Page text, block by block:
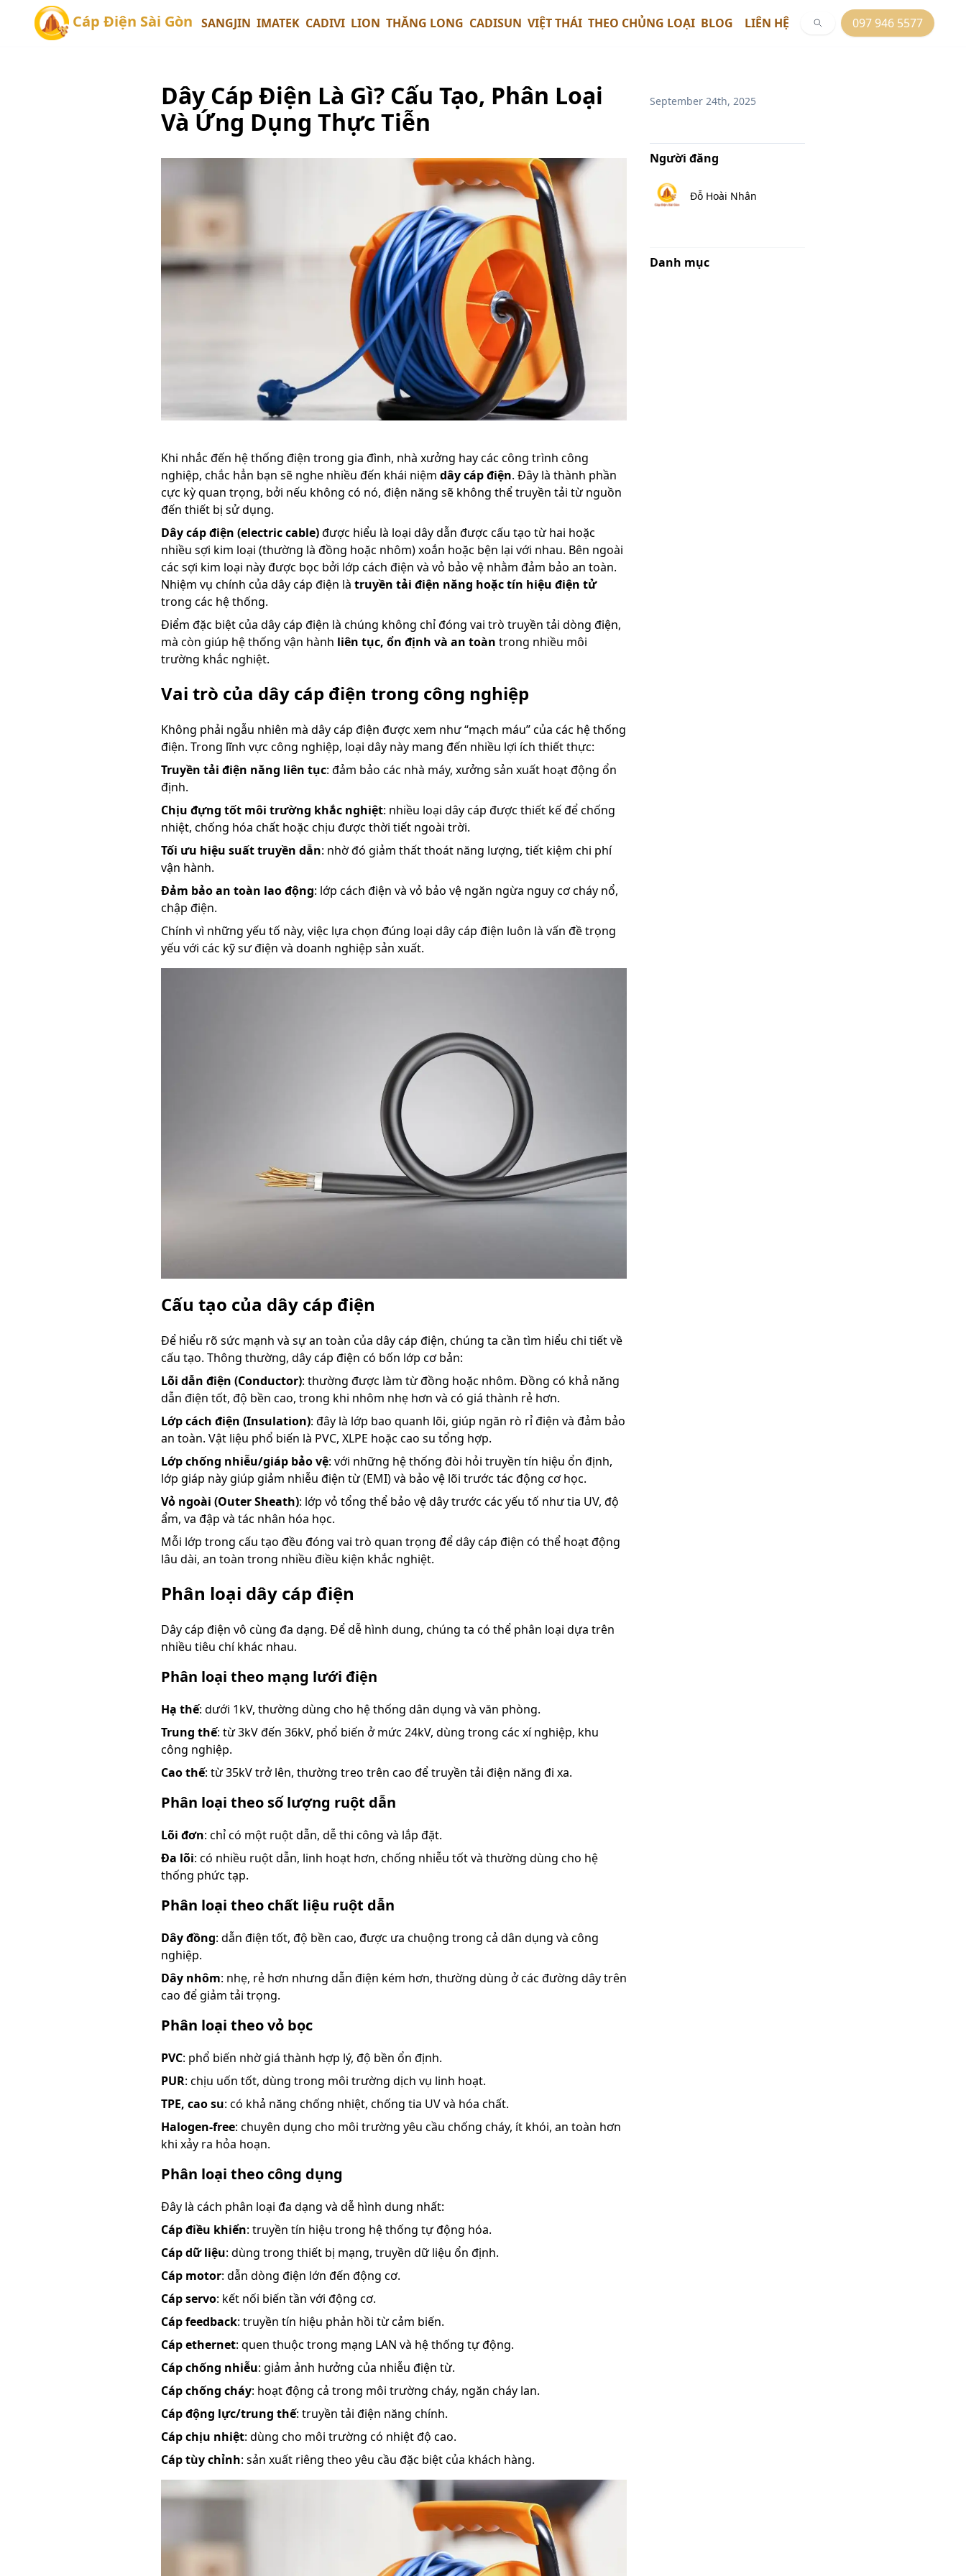
Cáp Điện Sài Gòn SANGJIN IMATEK CADIVI LION THĂNG LONG CADISUN VIỆT THÁI THEO CHỦNG LOẠI BLOG LIÊN HỆ 097 946 5577
Dây Cáp Điện Là Gì? Cấu Tạo, Phân Loại
Và Ứng Dụng Thực Tiễn
Khi nhắc đến hệ thống điện trong gia đình, nhà xưởng hay các công trình công
nghiệp, chắc hẳn bạn sẽ nghe nhiều đến khái niệm dây cáp điện. Đây là thành phần
cực kỳ quan trọng, bởi nếu không có nó, điện năng sẽ không thể truyền tải từ nguồn
đến thiết bị sử dụng.
Dây cáp điện (electric cable)được hiểu là loại dây dẫn được cấu tạo từ hai hoặc
nhiều sợi kim loại (thường là đồng hoặc nhôm) xoắn hoặc bện lại với nhau. Bên ngoài
các sợi kim loại này được bọc bởi lớp cách điện và vỏ bảo vệ nhằm đảm bảo an toàn.
Nhiệm vụ chính của dây cáp điện là truyền tải điện năng hoặc tín hiệu điện tử
trong các hệ thống.
Điểm đặc biệt của dây cáp điện là chúng không chỉ đóng vai trò truyền tải dòng điện,
mà còn giúp hệ thống vận hành liên tục, ổn định và an toàn trong nhiều môi
trường khắc nghiệt.
Vai trò của dây cáp điện trong công nghiệp
Không phải ngẫu nhiên mà dây cáp điện được xem như “mạch máu” của các hệ thống
điện. Trong lĩnh vực công nghiệp, loại dây này mang đến nhiều lợi ích thiết thực:
Truyền tải điện năng liên tục: đảm bảo các nhà máy, xưởng sản xuất hoạt động ổn
định.
Chịu đựng tốt môi trường khắc nghiệt: nhiều loại dây cáp được thiết kế để chống
nhiệt, chống hóa chất hoặc chịu được thời tiết ngoài trời.
Tối ưu hiệu suất truyền dẫn: nhờ đó giảm thất thoát năng lượng, tiết kiệm chi phí
vận hành.
Đảm bảo an toàn lao động: lớp cách điện và vỏ bảo vệ ngăn ngừa nguy cơ cháy nổ,
chập điện.
Chính vì những yếu tố này, việc lựa chọn đúng loại dây cáp điện luôn là vấn đề trọng
yếu với các kỹ sư điện và doanh nghiệp sản xuất.
Cấu tạo của dây cáp điện
Để hiểu rõ sức mạnh và sự an toàn của dây cáp điện, chúng ta cần tìm hiểu chi tiết về
cấu tạo. Thông thường, dây cáp điện có bốn lớp cơ bản:
Lõi dẫn điện (Conductor): thường được làm từ đồng hoặc nhôm. Đồng có khả năng
dẫn điện tốt, độ bền cao, trong khi nhôm nhẹ hơn và có giá thành rẻ hơn.
Lớp cách điện (Insulation): đây là lớp bao quanh lõi, giúp ngăn rò rỉ điện và đảm bảo
an toàn. Vật liệu phổ biến là PVC, XLPE hoặc cao su tổng hợp.
Lớp chống nhiễu/giáp bảo vệ: với những hệ thống đòi hỏi truyền tín hiệu ổn định,
lớp giáp này giúp giảm nhiễu điện từ (EMI) và bảo vệ lõi trước tác động cơ học.
Vỏ ngoài (Outer Sheath): lớp vỏ tổng thể bảo vệ dây trước các yếu tố như tia UV, độ
ẩm, va đập và tác nhân hóa học.
Mỗi lớp trong cấu tạo đều đóng vai trò quan trọng để dây cáp điện có thể hoạt động
lâu dài, an toàn trong nhiều điều kiện khắc nghiệt.
Phân loại dây cáp điện
Dây cáp điện vô cùng đa dạng. Để dễ hình dung, chúng ta có thể phân loại dựa trên
nhiều tiêu chí khác nhau.
Phân loại theo mạng lưới điện
Hạ thế: dưới 1kV, thường dùng cho hệ thống dân dụng và văn phòng.
Trung thế: từ 3kV đến 36kV, phổ biến ở mức 24kV, dùng trong các xí nghiệp, khu
công nghiệp.
Cao thế: từ 35kV trở lên, thường treo trên cao để truyền tải điện năng đi xa.
Phân loại theo số lượng ruột dẫn
Lõi đơn: chỉ có một ruột dẫn, dễ thi công và lắp đặt.
Đa lõi: có nhiều ruột dẫn, linh hoạt hơn, chống nhiễu tốt và thường dùng cho hệ
thống phức tạp.
Phân loại theo chất liệu ruột dẫn
Dây đồng: dẫn điện tốt, độ bền cao, được ưa chuộng trong cả dân dụng và công
nghiệp.
Dây nhôm: nhẹ, rẻ hơn nhưng dẫn điện kém hơn, thường dùng ở các đường dây trên
cao để giảm tải trọng.
Phân loại theo vỏ bọc
PVC: phổ biến nhờ giá thành hợp lý, độ bền ổn định.
PUR: chịu uốn tốt, dùng trong môi trường dịch vụ linh hoạt.
TPE, cao su: có khả năng chống nhiệt, chống tia UV và hóa chất.
Halogen-free: chuyên dụng cho môi trường yêu cầu chống cháy, ít khói, an toàn hơn
khi xảy ra hỏa hoạn.
Phân loại theo công dụng
Đây là cách phân loại đa dạng và dễ hình dung nhất:
Cáp điều khiển: truyền tín hiệu trong hệ thống tự động hóa.
Cáp dữ liệu: dùng trong thiết bị mạng, truyền dữ liệu ổn định.
Cáp motor: dẫn dòng điện lớn đến động cơ.
Cáp servo: kết nối biến tần với động cơ.
Cáp feedback: truyền tín hiệu phản hồi từ cảm biến.
Cáp ethernet: quen thuộc trong mạng LAN và hệ thống tự động.
Cáp chống nhiễu: giảm ảnh hưởng của nhiễu điện từ.
Cáp chống cháy: hoạt động cả trong môi trường cháy, ngăn cháy lan.
Cáp động lực/trung thế: truyền tải điện năng chính.
Cáp chịu nhiệt: dùng cho môi trường có nhiệt độ cao.
Cáp tùy chỉnh: sản xuất riêng theo yêu cầu đặc biệt của khách hàng.
September 24th, 2025
Người đăng
Đỗ Hoài Nhân
Danh mục